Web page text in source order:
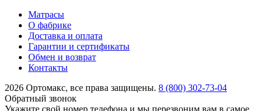
Матрасы
О фабрике
Доставка и оплата
Гарантии и сертификаты
Обмен и возврат
Контакты
2026 Ортомакс, все права защищены. 8 (800) 302-73-04
Обратный звонок
Укажите свой номер телефона и мы перезвоним вам в самое